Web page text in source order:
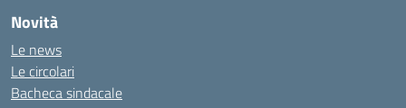
Novità
Le news
Le circolari
Bacheca sindacale